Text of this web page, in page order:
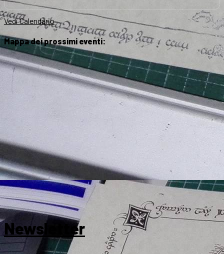
Vedi Calendario
Mappa dei prossimi eventi:
Newsletter